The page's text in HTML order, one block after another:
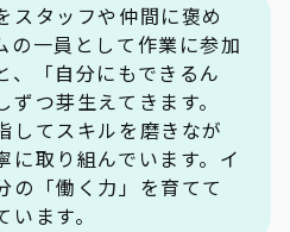
スタッフや仲間に褒め
の一員として作業に参加
、「自分にもできるん
つ芽生えてきます。
してスキルを磨きなが
に取り組んでいます。イ
の「働く力」を育てて
ます。